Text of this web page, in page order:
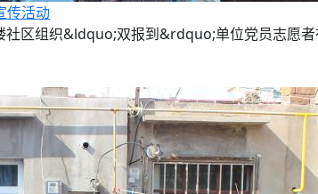
传活动
社区组织&ldquo;双报到&rdquo;单位党员志